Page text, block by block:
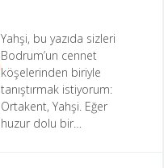
Yahşi, bu yazıda sizleri
Bodrum’un cennet
köşelerinden biriyle
tanıştırmak istiyorum:
Ortakent, Yahşi. Eğer
huzur dolu bir…